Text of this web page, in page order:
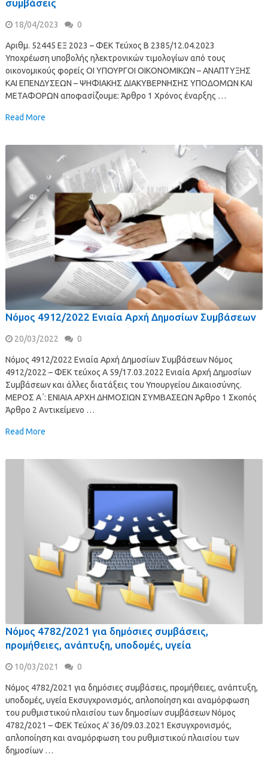
συμβάσεις
18/04/2023 0
Αριθμ. 52445 ΕΞ 2023 – ΦΕΚ Τεύχος Β 2385/12.04.2023
Υποχρέωση υποβολής ηλεκτρονικών τιμολογίων από τους
οικονομικούς φορείς ΟΙ ΥΠΟΥΡΓΟΙ ΟΙΚΟΝΟΜΙΚΩΝ – ΑΝΑΠΤΥΞΗΣ
ΚΑΙ ΕΠΕΝΔΥΣΕΩΝ – ΨΗΦΙΑΚΗΣ ΔΙΑΚΥΒΕΡΝΗΣΗΣ ΥΠΟΔΟΜΩΝ ΚΑΙ
ΜΕΤΑΦΟΡΩΝ αποφασίζουμε: Άρθρο 1 Χρόνος έναρξης …
Read More
Νόμος 4912/2022 Ενιαία Αρχή Δημοσίων Συμβάσεων
20/03/2022 0
Νόμος 4912/2022 Ενιαία Αρχή Δημοσίων Συμβάσεων Νόμος
4912/2022 – ΦΕΚ τεύχος Α 59/17.03.2022 Ενιαία Αρχή Δημοσίων
Συμβάσεων και άλλες διατάξεις του Υπουργείου Δικαιοσύνης.
ΜΕΡΟΣ Α΄: ΕΝΙΑΙΑ ΑΡΧΗ ΔΗΜΟΣΙΩΝ ΣΥΜΒΑΣΕΩΝ Άρθρο 1 Σκοπός
Άρθρο 2 Αντικείμενο …
Read More
Νόμος 4782/2021 για δημόσιες συμβάσεις,
προμήθειες, ανάπτυξη, υποδομές, υγεία
10/03/2021 0
Νόμος 4782/2021 για δημόσιες συμβάσεις, προμήθειες, ανάπτυξη,
υποδομές, υγεία Εκσυγχρονισμός, απλοποίηση και αναμόρφωση
του ρυθμιστικού πλαισίου των δημοσίων συμβάσεων Νόμος
4782/2021 – ΦΕΚ Τεύχος A’ 36/09.03.2021 Εκσυγχρονισμός,
απλοποίηση και αναμόρφωση του ρυθμιστικού πλαισίου των
δημοσίων …